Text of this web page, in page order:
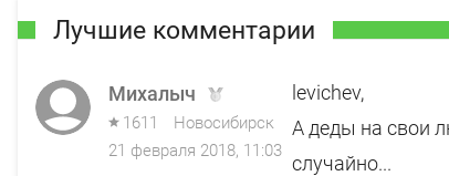
Лучшие комментарии
Михалыч
1611
Новосибирск
21 февраля 2018, 11:03
levichev,
А деды на свои
случайно...